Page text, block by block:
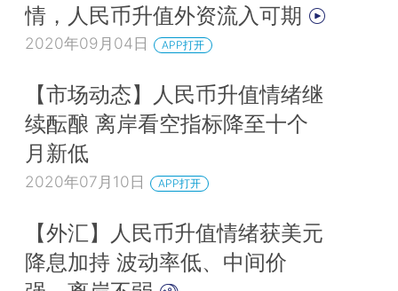
情，人民币升值外资流入可期
2020年09月04日 APP打开
【市场动态】人民币升值情绪继
续酝酿 离岸看空指标降至十个
月新低
2020年07月10日 APP打开
【外汇】人民币升值情绪获美元
降息加持 波动率低、中间价